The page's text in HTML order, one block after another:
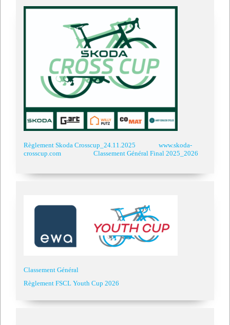
Règlement Skoda Crosscup_24.11.2025
www.skoda-
crosscup.com
Classement Général Final 2025_2026
Classement Général
Règlement FSCL Youth Cup 2026